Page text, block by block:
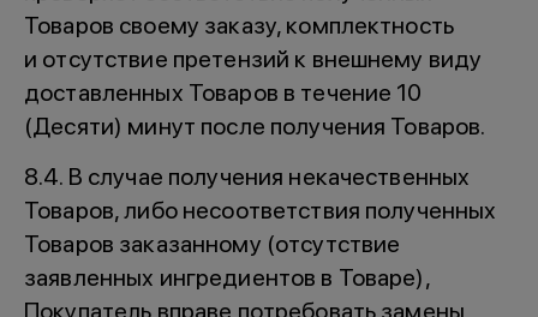
Товаров своему заказу, комплектность
и отсутствие претензий к внешнему виду
доставленных Товаров в течение 10
(Десяти) минут после получения Товаров.
8.4. В случае получения некачественных
Товаров, либо несоответствия полученных
Товаров заказанному (отсутствие
заявленных ингредиентов в Товаре),
Покупатель вправе потребовать замены